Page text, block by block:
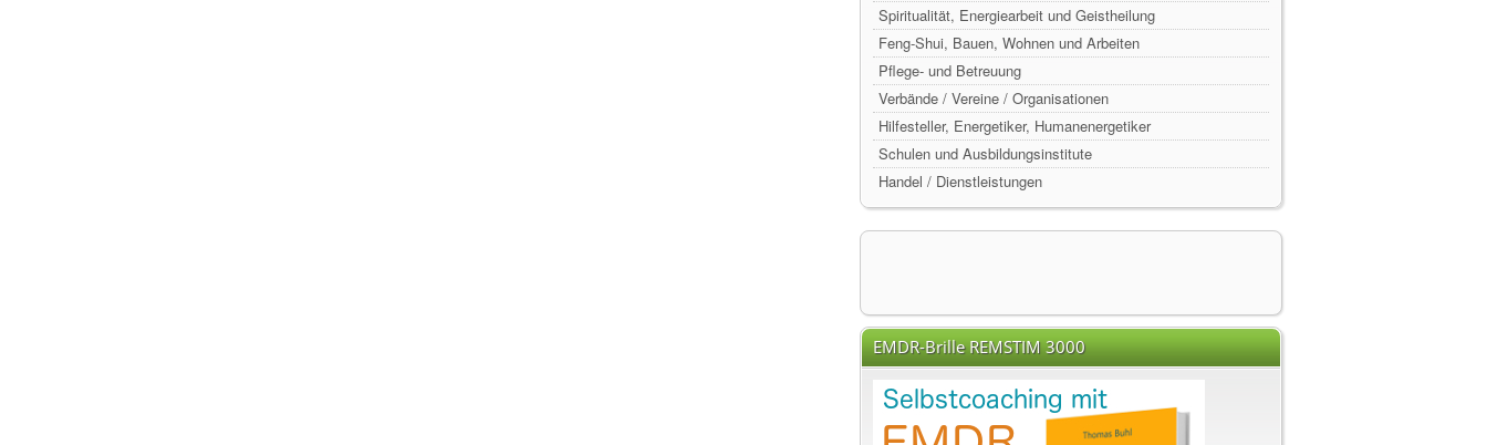
Spiritualität, Energiearbeit und Geistheilung
Feng-Shui, Bauen, Wohnen und Arbeiten
Pflege- und Betreuung
Verbände / Vereine / Organisationen
Hilfesteller, Energetiker, Humanenergetiker
Schulen und Ausbildungsinstitute
Handel / Dienstleistungen
EMDR-Brille REMSTIM 3000